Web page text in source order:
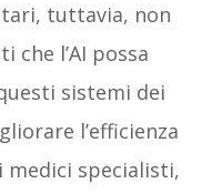
tuttavia, non
che l’AI possa
sistemi dei
l’efficienza
medici specialisti,